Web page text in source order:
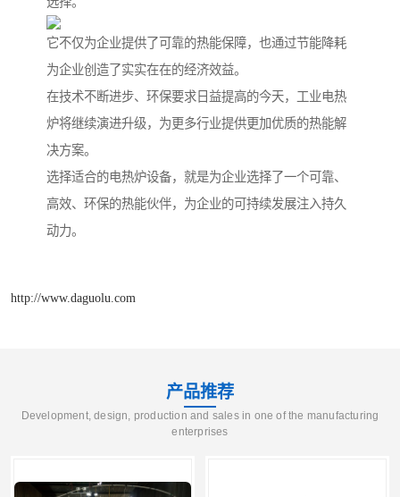
它不仅为企业提供了可靠的热能保障，也通过节能降耗
为企业创造了实实在在的经济效益。
在技术不断进步、环保要求日益提高的今天，工业电热
炉将继续演进升级，为更多行业提供更加优质的热能解
决方案。
选择适合的电热炉设备，就是为企业选择了一个可靠、
高效、环保的热能伙伴，为企业的可持续发展注入持久
动力。
http://www.daguolu.com
产品推荐
Development, design, production and sales in one of the manufacturing
enterprises